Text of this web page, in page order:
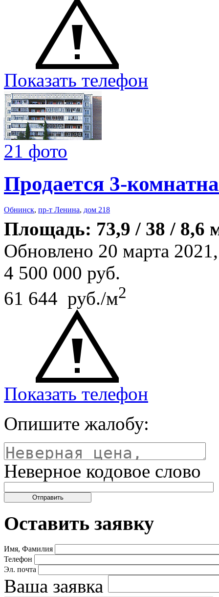
Показать телефон
21 фото
Продается 3-
Обнинск, пр-т Ленина, дом 218
Площадь: 73,9 / 38 / 8,6
Обновлено 20 марта
4 500 000 руб.
61 644 руб./м2
Показать телефон
Опишите жалобу:
Неверное кодовое слово
Оставить заявку
Имя, Фамилия
Телефон
Эл. почта
Ваша заявка